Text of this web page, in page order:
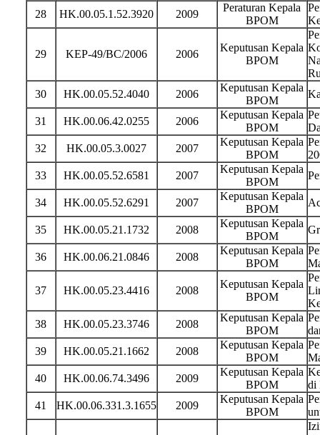
28 HK.00.05.1.52.3920 2009
Peraturan Kepala
BPOM
29 KEP-49/BC/2006 2006
Keputusan Kepala
BPOM
30
HK.00.05.52.4040 2006
Keputusan Kepala
BPOM
31 HK.00.06.42.0255 2006
Keputusan Kepala
BPOM
32
HK.00.05.3.0027 2007
Keputusan Kepala
BPOM
33
HK.00.05.52.6581 2007
Keputusan Kepala
BPOM
34 HK.00.05.52.6291 2007
Keputusan Kepala
BPOM
35 HK.00.05.21.1732 2008
Keputusan Kepala
BPOM
36 HK.00.06.21.0846 2008
Keputusan Kepala
BPOM
37 HK.00.05.23.4416 2008
Keputusan Kepala
BPOM
38
HK.00.05.23.3746 2008
Keputusan Kepala
BPOM
39
HK.00.05.21.1662 2008
Keputusan Kepala
BPOM
40
HK.00.06.74.3496 2009
Keputusan Kepala
BPOM
di
41
HK.00.06.331.3.1655 2009
Keputusan Kepala
BPOM